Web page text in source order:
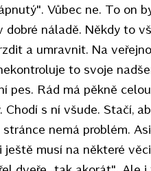
Vůbec ne. To on
náladě. Někdy to
a umravnit. Na
to svoje
pes. Rád má pěkně
s ní všude. Stačí,
nemá problém.
musí na některé